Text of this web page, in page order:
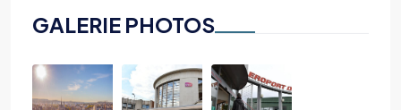
GALERIE PHOTOS